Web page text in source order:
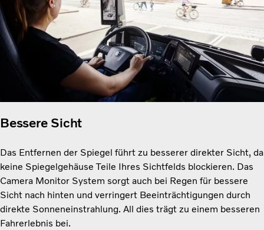
Bessere Sicht
Das Entfernen der Spiegel führt zu besserer direkter Sicht, da
keine Spiegelgehäuse Teile Ihres Sichtfelds blockieren. Das
Camera Monitor System sorgt auch bei Regen für bessere
Sicht nach hinten und verringert Beeinträchtigungen durch
direkte Sonneneinstrahlung. All dies trägt zu einem besseren
Fahrerlebnis bei.